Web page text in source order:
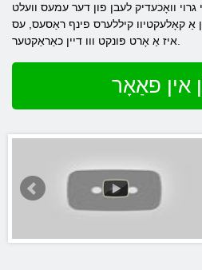
גרוי וואָכעדיק לעבן פון דער עמעס וועלט
אַ קאָלעקטיוו קיללערס פינף ראַסעס, עס
אין פאַאָר